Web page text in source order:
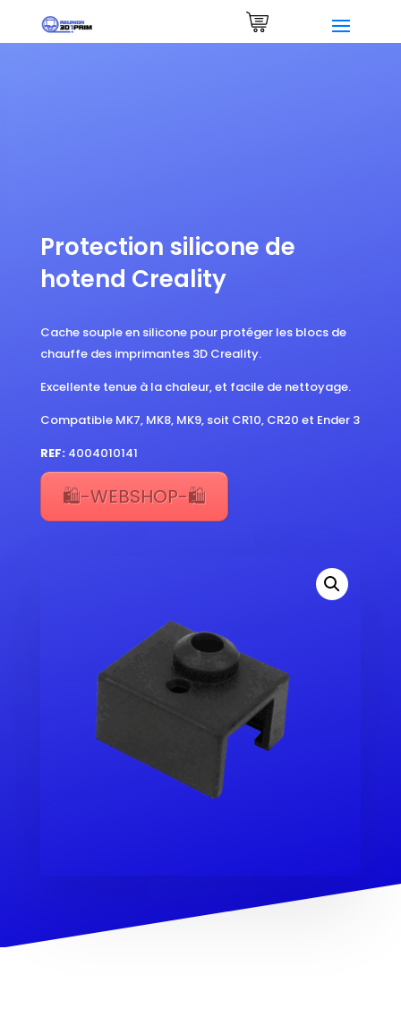
Demander un devis
Protection silicone de
hotend Creality
Cache souple en silicone pour protéger les blocs de
chauffe des imprimantes 3D Creality.
Excellente tenue à la chaleur, et facile de nettoyage.
Compatible MK7, MK8, MK9, soit CR10, CR20 et Ender 3
REF: 4004010141
🛍️-WEBSHOP-🛍️